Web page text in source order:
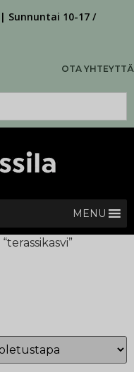
Sunnuntai 10-17 /
OTA YHTEYTTÄ
MENU